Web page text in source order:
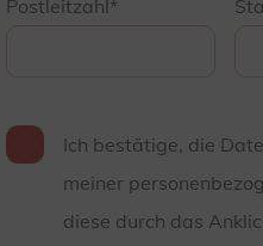
Postleitzahl
Ich bestätige, die
meiner
diese durch das